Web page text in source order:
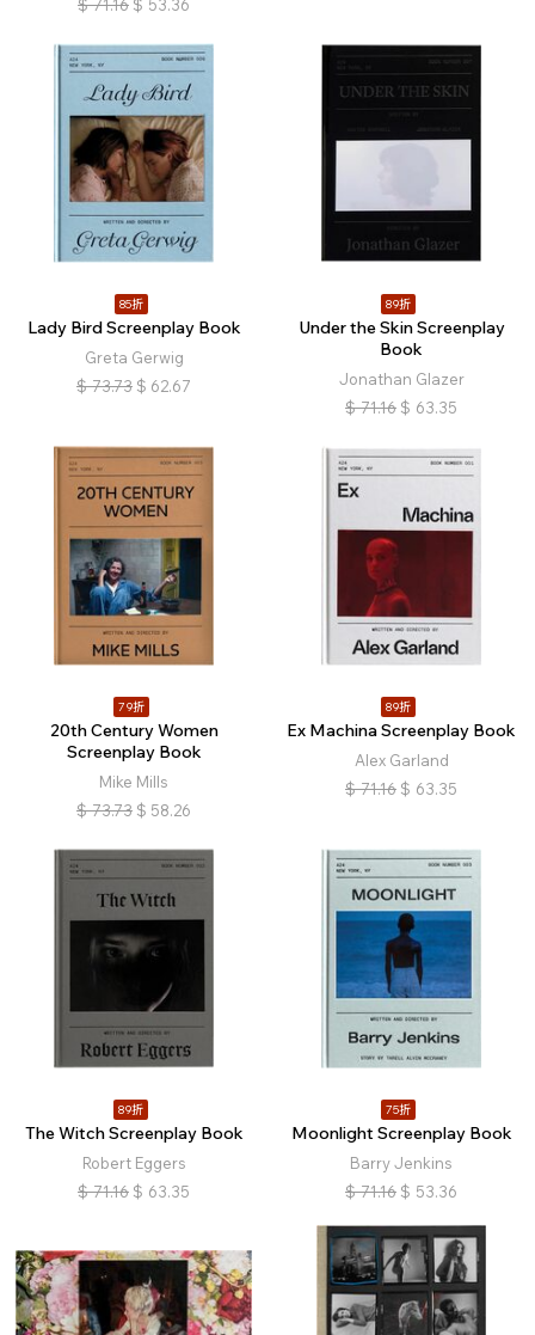
$ 71.16 $ 53.36
85折
Lady Bird Screenplay Book
Greta Gerwig
$ 73.73 $ 62.67
89折
Under the Skin Screenplay
Book
Jonathan Glazer
$ 71.16 $ 63.35
79折
20th Century Women
Screenplay Book
Mike Mills
$ 73.73 $ 58.26
89折
Ex Machina Screenplay Book
Alex Garland
$ 71.16 $ 63.35
89折
The Witch Screenplay Book
Robert Eggers
$ 71.16 $ 63.35
75折
Moonlight Screenplay Book
Barry Jenkins
$ 71.16 $ 53.36